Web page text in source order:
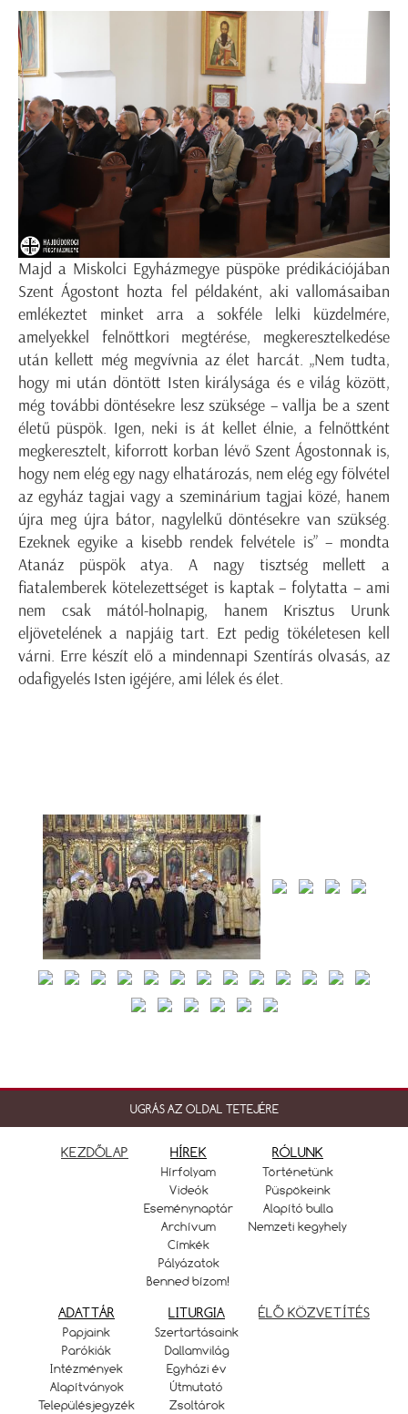
Majd a Miskolci Egyházmegye püspöke prédikációjában
Szent Ágostont hozta fel példaként, aki vallomásaiban
emlékeztet minket arra a sokféle lelki küzdelmére,
amelyekkel felnőttkori megtérése, megkeresztelkedése
után kellett még megvívnia az élet harcát. „Nem tudta,
hogy mi után döntött Isten királysága és e világ között,
még további döntésekre lesz szüksége – vallja be a szent
életű püspök. Igen, neki is át kellet élnie, a felnőttként
megkeresztelt, kiforrott korban lévő Szent Ágostonnak is,
hogy nem elég egy nagy elhatározás, nem elég egy fölvétel
az egyház tagjai vagy a szeminárium tagjai közé, hanem
újra meg újra bátor, nagylelkű döntésekre van szükség.
Ezeknek egyike a kisebb rendek felvétele is” – mondta
Atanáz püspök atya. A nagy tisztség mellett a
fiatalemberek kötelezettséget is kaptak – folytatta – ami
nem csak mától-holnapig, hanem Krisztus Urunk
eljövetelének a napjáig tart. Ezt pedig tökéletesen kell
várni. Erre készít elő a mindennapi Szentírás olvasás, az
odafigyelés Isten igéjére, ami lélek és élet.
UGRÁS AZ OLDAL TETEJÉRE
KEZDŐLAP HÍREK
Hírfolyam
Videók
Eseménynaptár
Archívum
Címkék
Pályázatok
Benned bízom!
RÓLUNK
Történetünk
Püspökeink
Alapító bulla
Nemzeti kegyhely
ADATTÁR
Papjaink
Parókiák
Intézmények
Alapítványok
Településjegyzék
LITURGIA
Szertartásaink
Dallamvilág
Egyházi év
Útmutató
Zsoltárok
ÉLŐ KÖZVETÍTÉS